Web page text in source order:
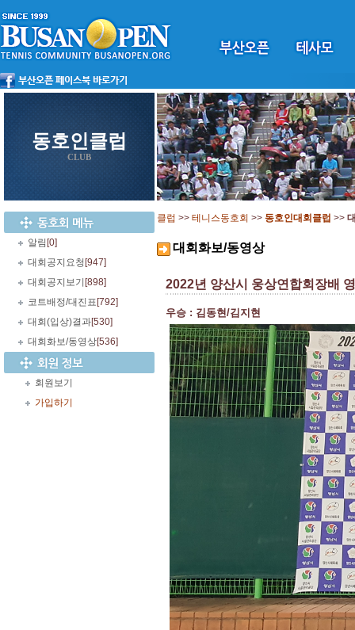
동호인클럽
CLUB
알림 [0]
대회공지요청 [947]
대회공지보기 [898]
코트배정/대진표 [792]
대회(입상)결과[530]
대회화보/동영상[536]
회원보기
가입하기
클럽 >> 테니스동호회 >> 동호인대회클럽 >>
대회화보/동영상
2022년 양산시 웅상연합회장배
우승 : 김동현/김지현